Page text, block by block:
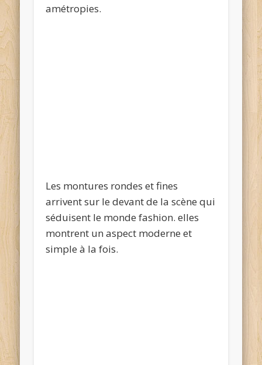
amétropies.
Les montures rondes et fines
arrivent sur le devant de la scène qui
séduisent le monde fashion. elles
montrent un aspect moderne et
simple à la fois.